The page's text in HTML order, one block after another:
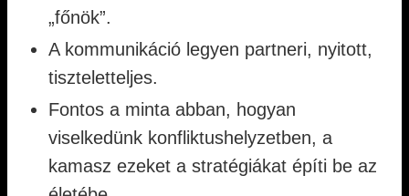
„főnök”.
A kommunikáció legyen partneri, nyitott,
tiszteletteljes.
Fontos a minta abban, hogyan
viselkedünk konfliktushelyzetben, a
kamasz ezeket a stratégiákat építi be az